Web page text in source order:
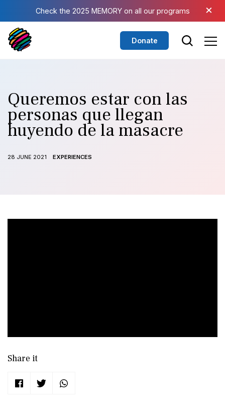
Check the 2025 MEMORY on all our programs ×
Donate
Queremos estar con las
personas que llegan
huyendo de la masacre
28 JUNE 2021 EXPERIENCES
Share it